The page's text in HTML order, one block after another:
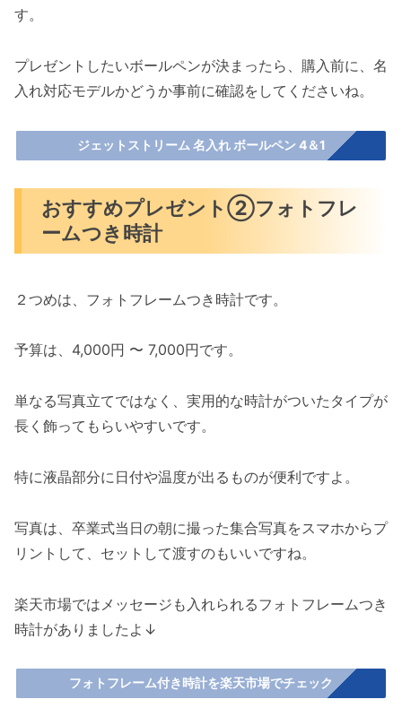
す。
プレゼントしたいボールペンが決まったら、購入前に、名
入れ対応モデルかどうか事前に確認をしてくださいね。
ジェットストリーム 名入れ ボールペン 4＆1
おすすめプレゼント②フォトフレ
ームつき時計
２つめは、フォトフレームつき時計です。
予算は、4,000円 〜 7,000円です。
単なる写真立てではなく、実用的な時計がついたタイプが
長く飾ってもらいやすいです。
特に液晶部分に日付や温度が出るものが便利ですよ。
写真は、卒業式当日の朝に撮った集合写真をスマホからプ
リントして、セットして渡すのもいいですね。
楽天市場ではメッセージも入れられるフォトフレームつき
時計がありましたよ↓
フォトフレーム付き時計を楽天市場でチェック